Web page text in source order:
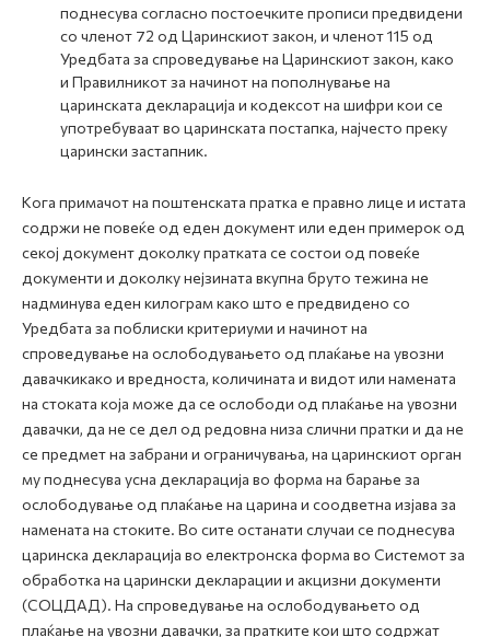
поднесува согласно постоечките прописи предвидени
со членот 72 од Царинскиот закон, и членот 115 од
Уредбата за спроведување на Царинскиот закон, како
и Правилникот за начинот на пополнување на
царинската декларација и кодексот на шифри кои се
употребуваат во царинската постапка, најчесто преку
царински застапник.
Кога примачот на поштенската пратка е правно лице и истата
содржи не повеќе од еден документ или еден примерок од
секој документ доколку пратката се состои од повеќе
документи и доколку нејзината вкупна бруто тежина не
надминува еден килограм како што е предвидено со
Уредбата за поблиски критериуми и начинот на
спроведување на ослободувањето од плаќање на увозни
давачкикако и вредноста, количината и видот или намената
на стоката која може да се ослободи од плаќање на увозни
давачки, да не се дел од редовна низа слични пратки и да не
се предмет на забрани и ограничувања, на царинскиот орган
му поднесува усна декларација во форма на барање за
ослободување од плаќање на царина и соодветна изјава за
намената на стоките. Во сите останати случаи се поднесува
царинска декларација во електронска форма во Системот за
обработка на царински декларации и акцизни документи
(СОЦДАД). На спроведување на ослободувањето од
плаќање на увозни давачки, за пратките кои што содржат